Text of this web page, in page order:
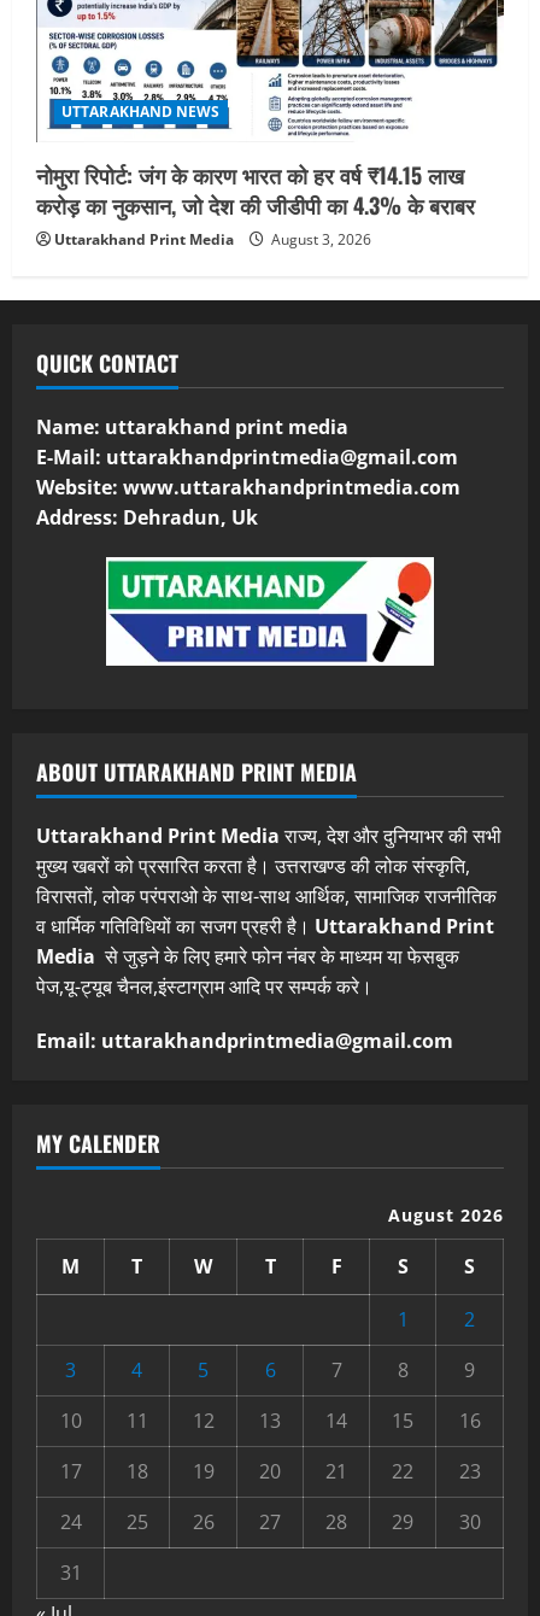
UTTARAKHAND NEWS
नोमुरा रिपोर्ट: जंग के कारण भारत को हर वर्ष ₹14.15 लाख
करोड़ का नुकसान, जो देश की जीडीपी का 4.3% के बराबर
Uttarakhand Print Media August 3, 2026
QUICK CONTACT
Name: uttarakhand print media
E-Mail: uttarakhandprintmedia@gmail.com
Website: www.uttarakhandprintmedia.com
Address: Dehradun, Uk
ABOUT UTTARAKHAND PRINT MEDIA
Uttarakhand Print Mediaराज्य, देश और दुनियाभर की सभी
मुख्य खबरों को प्रसारित करता है। उत्तराखण्ड की लोक संस्कृति,
विरासतों, लोक परंपराओ के साथ-साथ आर्थिक, सामाजिक राजनीतिक
व धार्मिक गतिविधियों का सजग प्रहरी है। Uttarakhand Print
Media से जुड़ने के लिए हमारे फोन नंबर के माध्यम या फेसबुक
पेज,यू-ट्यूब चैनल,इंस्टाग्राम आदि पर सम्पर्क करे।
Email: uttarakhandprintmedia@gmail.com
MY CALENDER
August 2026
M T W T F S
S
1
2
3
4 5 6 7 8
9
10
11 12 13 14 15
16
17
18 19 20 21 22
23
24
25 26 27 28 29
30
31